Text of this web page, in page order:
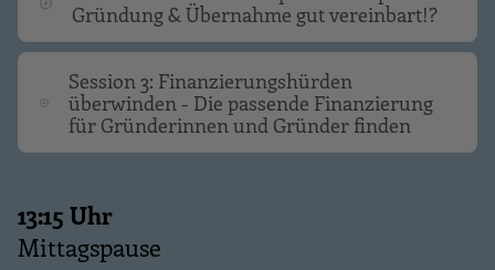
Gründung & Übernahme gut vereinbart!?
Session 3: Finanzierungshürden
überwinden - Die passende Finanzierung
für Gründerinnen und Gründer finden
13:15 Uhr
Mittagspause